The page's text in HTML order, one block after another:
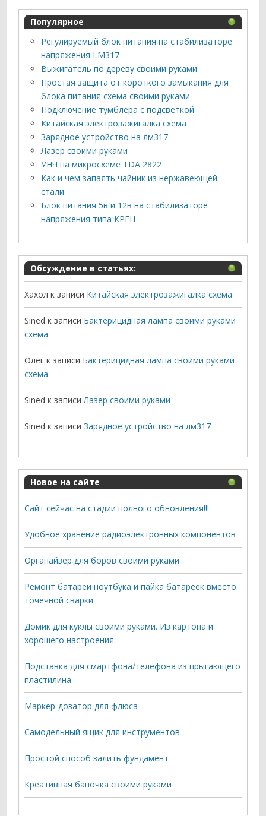
Популярное
Регулируемый блок питания на стабилизаторе
напряжения LM317
Выжигатель по дереву своими руками
Простая защита от короткого замыкания для
блока питания схема своими руками
Подключение тумблера с подсветкой
Китайская электрозажигалка схема
Зарядное устройство на лм317
Лазер своими руками
УНЧ на микросхеме TDA 2822
Как и чем запаять чайник из нержавеющей
стали
Блок питания 5в и 12в на стабилизаторе
напряжения типа КРЕН
Обсуждение в статьях:
Хахол к записи Китайская электрозажигалка схема
Sined к записи Бактерицидная лампа своими руками
схема
Олег к записи Бактерицидная лампа своими руками
схема
Sined к записиЛазер своими руками
Sined к записиЗарядное устройство на лм317
Новое на сайте
Сайт сейчас на стадии полного обновления!!!
Удобное хранение радиоэлектронных компонентов
Органайзер для боров своими руками
Ремонт батареи ноутбука и пайка батареек вместо
точечной сварки
Домик для куклы своими руками. Из картона и
хорошего настроения.
Подставка для смартфона/телефона из прыгающего
пластилина
Маркер-дозатор для флюса
Самодельный ящик для инструментов
Простой способ залить фундамент
Креативная баночка своими руками